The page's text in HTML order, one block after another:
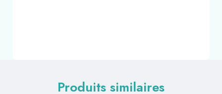
Produits similaires